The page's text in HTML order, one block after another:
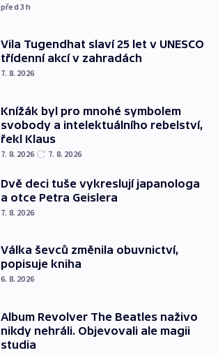
před 3h
Vila Tugendhat slaví 25 let v UNESCO
třídenní akcí v zahradách
7. 8. 2026
Knížák byl pro mnohé symbolem
svobody a intelektuálního rebelství,
řekl Klaus
7. 8. 2026 7. 8. 2026
Dvě deci tuše vykreslují japanologa
a otce Petra Geislera
7. 8. 2026
Válka ševců změnila obuvnictví,
popisuje kniha
6. 8. 2026
Album Revolver The Beatles naživo
nikdy nehráli. Objevovali ale magii
studia